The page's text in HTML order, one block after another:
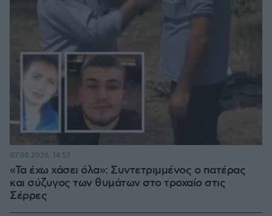
«Τα έχω χάσει όλα»: Συντετριμμένος ο πατέρας
και σύζυγος των θυμάτων στο τροχαίο στις
Σέρρες
07.08.2026, 14:57